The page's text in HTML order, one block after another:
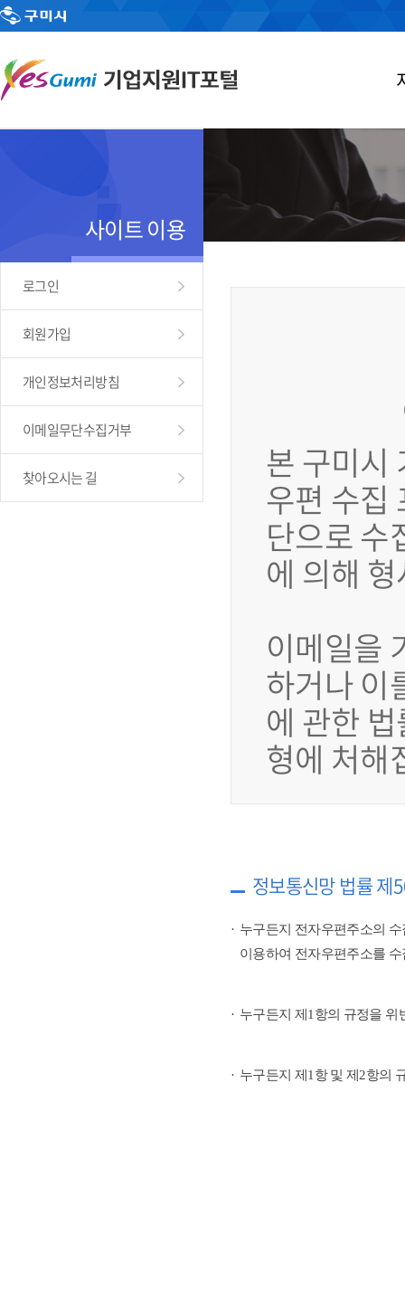
사이트 이용
로그인
회원가입
개인정보처리방침
이메일무단수집거부
찾아오시는 길 본 구미시
우편 수집
단으로 수
에 의해
이메일을
하거나 이
에 관한
형에 처해
정보통신망 법률 제
누구든지 전자우편주소의
이용하여 전자우편주소를
누구든지 제1항의 규정을 위
누구든지 제1항 및 제2항의